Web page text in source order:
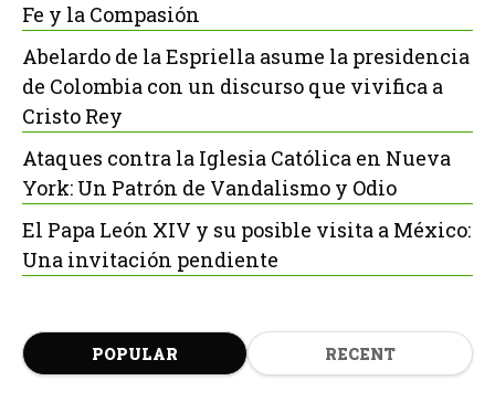
Fe y la Compasión
Abelardo de la Espriella asume la presidencia
de Colombia con un discurso que vivifica a
Cristo Rey
Ataques contra la Iglesia Católica en Nueva
York: Un Patrón de Vandalismo y Odio
El Papa León XIV y su posible visita a México:
Una invitación pendiente
POPULAR RECENT